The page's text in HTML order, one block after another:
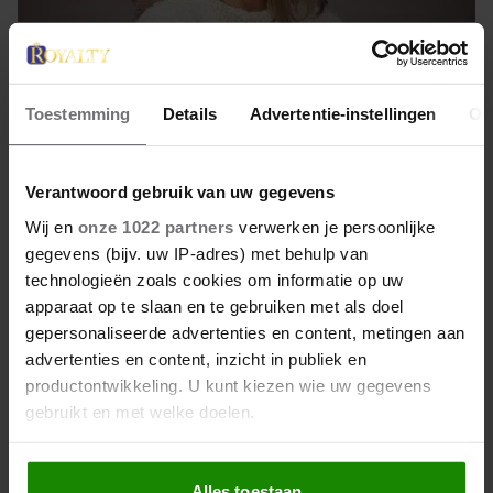
Toestemming Details Advertentie-instellingen
Verantwoord gebruik van uw gegevens
Wij en onze 1022 partners verwerken je persoonlijke
gegevens (bijv. uw IP-adres) met behulp van
technologieën zoals cookies om informatie op uw
apparaat op te slaan en te gebruiken met als doel
gepersonaliseerde advertenties en content, metingen aan
advertenties en content, inzicht in publiek en
productontwikkeling. U kunt kiezen wie uw gegevens
gebruikt en met welke doelen.
Als u het toestaat, willen we ook graag:
PRINSES MABEL DEELT
GLOEDNIEUWE MOEDERDAG-
FOTO MET HAAR DOCHTER EN
PRINSES BEATRIX
Prinses Mabel stond zondag op Instagram stil bij
Moederdag. De weduwe van prins Friso deelde een
foto waarop ze samen met onder anderen prinses
Beatrix te zien is.